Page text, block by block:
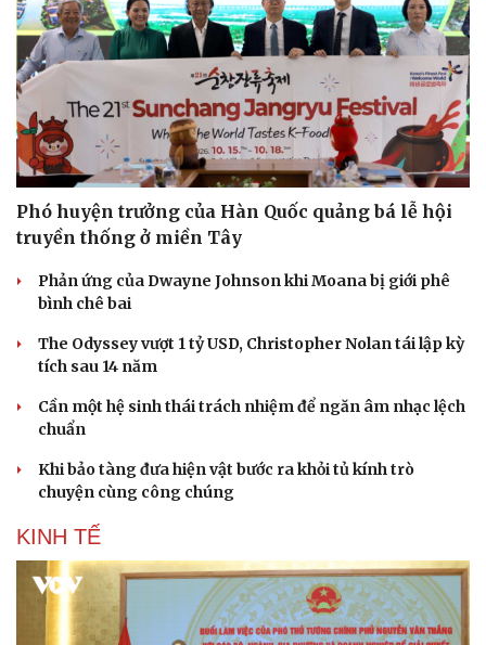
Nhi khoa
Nam khoa
Làm đẹp - giảm cân
Phòng mạch online
Ăn sạch sống khỏe
Phó huyện trưởng của Hàn Quốc quảng bá lễ hội
truyền thống ở miền Tây
Phản ứng của Dwayne Johnson khi Moana bị giới phê
bình chê bai
The Odyssey vượt 1 tỷ USD, Christopher Nolan tái lập kỳ
tích sau 14 năm
Cần một hệ sinh thái trách nhiệm để ngăn âm nhạc lệch
chuẩn
Khi bảo tàng đưa hiện vật bước ra khỏi tủ kính trò
chuyện cùng công chúng
KINH TẾ